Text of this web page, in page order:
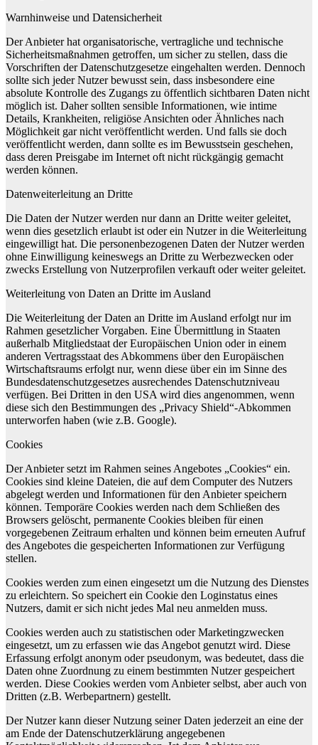
Warnhinweise und Datensicherheit
Der Anbieter hat organisatorische, vertragliche und technische
Sicherheitsmaßnahmen getroffen, um sicher zu stellen, dass die
Vorschriften der Datenschutzgesetze eingehalten werden. Dennoch
sollte sich jeder Nutzer bewusst sein, dass insbesondere eine
absolute Kontrolle des Zugangs zu öffentlich sichtbaren Daten nicht
möglich ist. Daher sollten sensible Informationen, wie intime
Details, Krankheiten, religiöse Ansichten oder Ähnliches nach
Möglichkeit gar nicht veröffentlicht werden. Und falls sie doch
veröffentlicht werden, dann sollte es im Bewusstsein geschehen,
dass deren Preisgabe im Internet oft nicht rückgängig gemacht
werden können.
Datenweiterleitung an Dritte
Die Daten der Nutzer werden nur dann an Dritte weiter geleitet,
wenn dies gesetzlich erlaubt ist oder ein Nutzer in die Weiterleitung
eingewilligt hat. Die personenbezogenen Daten der Nutzer werden
ohne Einwilligung keineswegs an Dritte zu Werbezwecken oder
zwecks Erstellung von Nutzerprofilen verkauft oder weiter geleitet.
Weiterleitung von Daten an Dritte im Ausland
Die Weiterleitung der Daten an Dritte im Ausland erfolgt nur im
Rahmen gesetzlicher Vorgaben. Eine Übermittlung in Staaten
außerhalb Mitgliedstaat der Europäischen Union oder in einem
anderen Vertragsstaat des Abkommens über den Europäischen
Wirtschaftsraums erfolgt nur, wenn diese über ein im Sinne des
Bundesdatenschutzgesetzes ausrechendes Datenschutzniveau
verfügen. Bei Dritten in den USA wird dies angenommen, wenn
diese sich den Bestimmungen des „Privacy Shield“-Abkommen
unterworfen haben (wie z.B. Google).
Cookies
Der Anbieter setzt im Rahmen seines Angebotes „Cookies“ ein.
Cookies sind kleine Dateien, die auf dem Computer des Nutzers
abgelegt werden und Informationen für den Anbieter speichern
können. Temporäre Cookies werden nach dem Schließen des
Browsers gelöscht, permanente Cookies bleiben für einen
vorgegebenen Zeitraum erhalten und können beim erneuten Aufruf
des Angebotes die gespeicherten Informationen zur Verfügung
stellen.
Cookies werden zum einen eingesetzt um die Nutzung des Dienstes
zu erleichtern. So speichert ein Cookie den Loginstatus eines
Nutzers, damit er sich nicht jedes Mal neu anmelden muss.
Cookies werden auch zu statistischen oder Marketingzwecken
eingesetzt, um zu erfassen wie das Angebot genutzt wird. Diese
Erfassung erfolgt anonym oder pseudonym, was bedeutet, dass die
Daten ohne Zuordnung zu einem bestimmten Nutzer gespeichert
werden. Diese Cookies werden vom Anbieter selbst, aber auch von
Dritten (z.B. Werbepartnern) gestellt.
Der Nutzer kann dieser Nutzung seiner Daten jederzeit an eine der
am Ende der Datenschutzerklärung angegebenen